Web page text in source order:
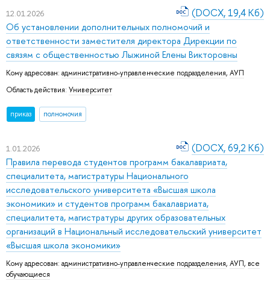
12.01.2026
Об установлении дополнительных полномочий и
ответственности заместителя директора Дирекции по
связям с общественностью Лыжиной Елены Викторовны
Кому адресован: административно-управленческие подразделения, АУП
Область действия: Университет
приказ полномочия
(DOCX, 19,4 Кб)
1.01.2026
Правила перевода студентов программ бакалавриата,
специалитета, магистратуры Национального
исследовательского университета «Высшая школа
экономики» и студентов программ бакалавриата,
специалитета, магистратуры других образовательных
организаций в Национальный исследовательский университет
«Высшая школа экономики»
Кому адресован: административно-управленческие подразделения, АУП, все
обучающиеся
(DOCX, 69,2 Кб)